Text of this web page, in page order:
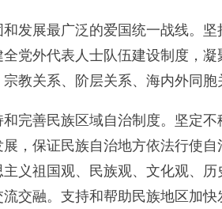
和发展最广泛的爱国统一战线。
党外代表人士队伍建设制度，
教关系、阶层关系、海内外同胞
和完善民族区域自治制度。坚定
，保证民族自治地方依法行使
义祖国观、民族观、文化观、
交融。支持和帮助民族地区加